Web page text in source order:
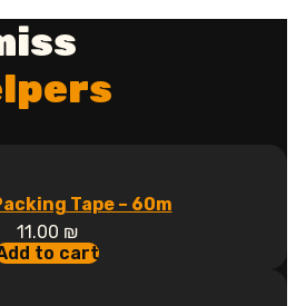
Tape – 60m
11.00 ₪
to cart